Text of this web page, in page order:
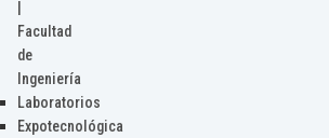
Facultad
de
Ingeniería
Laboratorios
Expotecnológica